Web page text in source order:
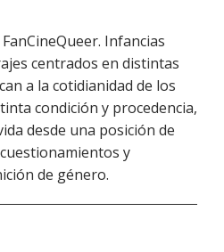
Infancias
centrados en distintas
a la cotidianidad de los
condición y procedencia,
desde una posición de
y
de género.